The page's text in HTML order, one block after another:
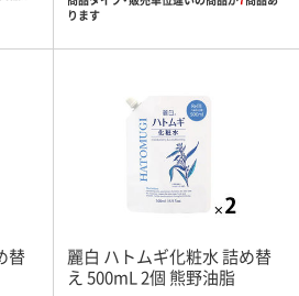
ります
替
麗白 ハトムギ化粧水 詰め替
え 500mL 2個 熊野油脂